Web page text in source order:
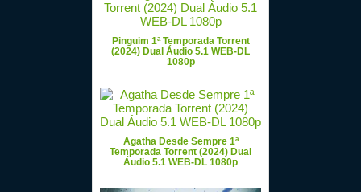
Pinguim 1ª Temporada Torrent
(2024) Dual Áudio 5.1 WEB-DL
1080p
Agatha Desde Sempre 1ª
Temporada Torrent (2024) Dual
Áudio 5.1 WEB-DL 1080p